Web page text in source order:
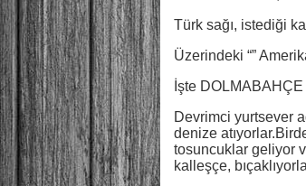
Türk sağı, istediği
Üzerindeki “”
İşte DOLMABAHÇE
Devrimci yurtsever
denize
tosuncuklar geliyor
kalleşçe,